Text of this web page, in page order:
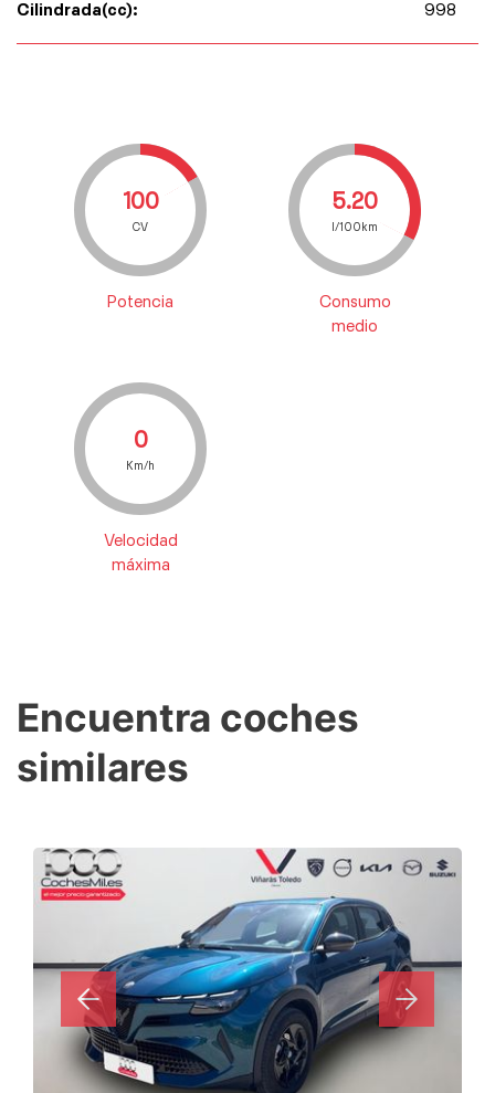
Cilindrada(cc): 998
100
CV
Potencia
5.20
l/100km
Consumo
medio
0
Km/h
Velocidad
máxima
Encuentra coches
similares